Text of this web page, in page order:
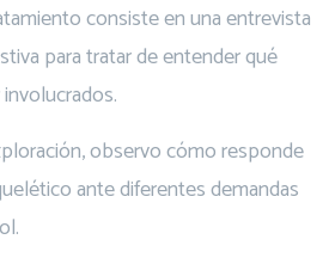
consiste en una entrevista
para tratar de entender qué
observo cómo responde
ante diferentes demandas